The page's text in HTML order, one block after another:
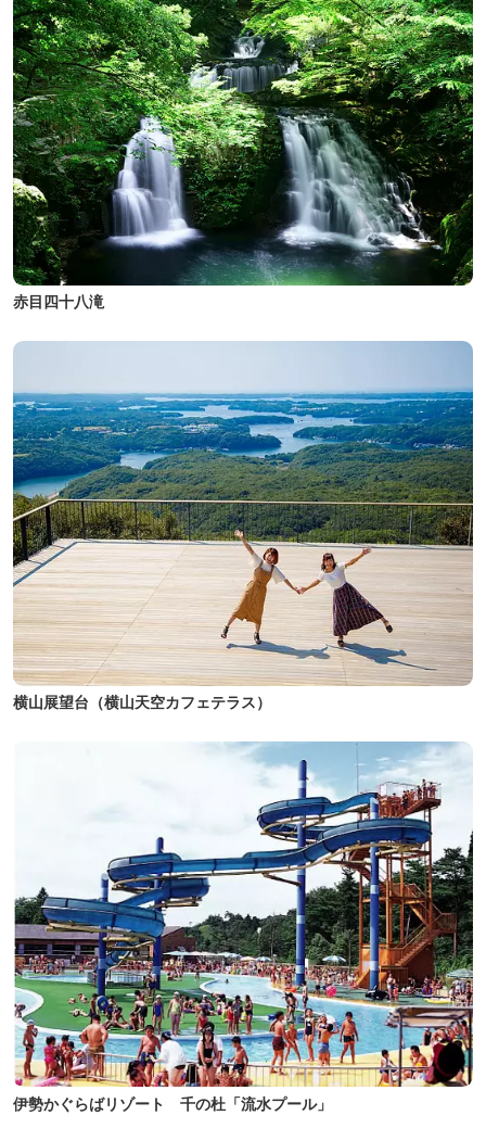
赤目四十八滝
横山展望台（横山天空カフェテラス）
伊勢かぐらばリゾート 千の杜「流水プール」